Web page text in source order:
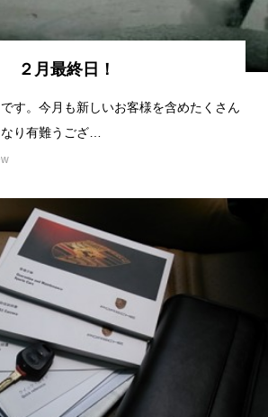
２月最終日！
す。今月も新しいお客様を含めたくさん
り有難うござ…